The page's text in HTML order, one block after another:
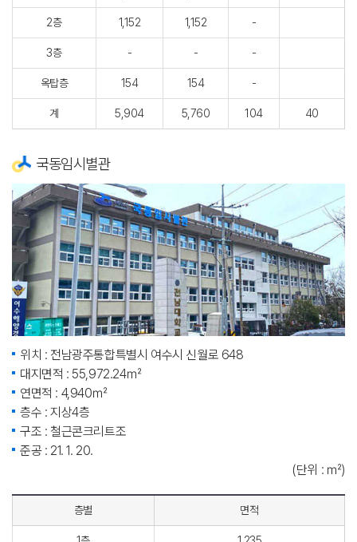
2층 1,152 1,152 -
3층 - - -
옥탑층 154 154 -
계 5,904 5,760 104 40
국동임시별관
위치 : 전남광주통합특별시 여수시 신월로 648
대지면적 : 55,972.24㎡
연면적 : 4,940㎡
층수 : 지상4층
구조 : 철근콘크리트조
준공 : 21. 1. 20.
(단위 : ㎡)
층별 면적